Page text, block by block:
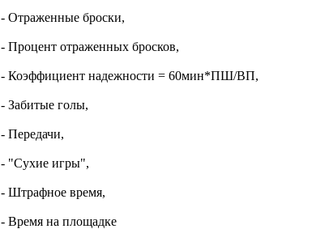
- Отраженные броски,
- Процент отраженных бросков,
- Коэффициент надежности = 60мин*ПШ/ВП,
- Забитые голы,
- Передачи,
- "Сухие игры",
- Штрафное время,
- Время на площадке